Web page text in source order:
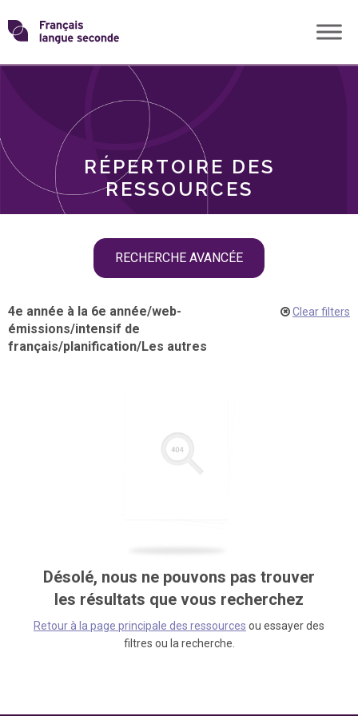
Skip
toTransformons
langue
RÉPERTOIRE DES
RESSOURCES
RECHERCHE AVANCÉE
THÈMES
4e année à la 6e année/web-
émissions/intensif de
français/planification/Les autres
Clear filters
Désolé, nous ne pouvons pas trouver
les résultats que vous recherchez
Retour à la page principale des ressources ou essayer des
filtres ou la recherche.